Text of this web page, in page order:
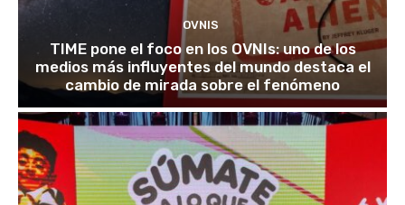
OVNIS
TIME pone el foco en los OVNIs: uno de los
medios más influyentes del mundo destaca el
cambio de mirada sobre el fenómeno